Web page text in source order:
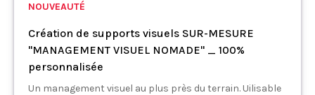
NOUVEAUTÉ
Création de supports visuels SUR-MESURE
"MANAGEMENT VISUEL NOMADE" _ 100%
personnalisée
Un management visuel au plus près du terrain. Uilisable